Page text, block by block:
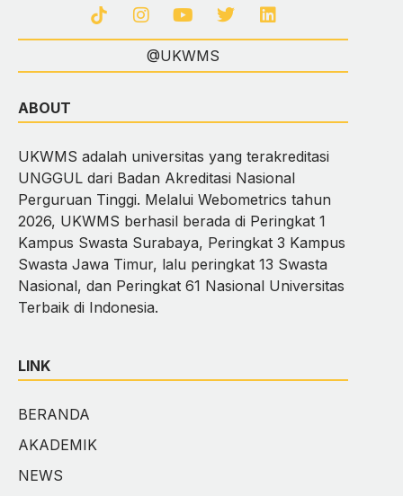
@UKWMS
ABOUT
UKWMS adalah universitas yang terakreditasi
UNGGUL dari Badan Akreditasi Nasional
Perguruan Tinggi. Melalui Webometrics tahun
2026, UKWMS berhasil berada di Peringkat 1
Kampus Swasta Surabaya, Peringkat 3 Kampus
Swasta Jawa Timur, lalu peringkat 13 Swasta
Nasional, dan Peringkat 61 Nasional Universitas
Terbaik di Indonesia.
LINK
BERANDA
AKADEMIK
NEWS